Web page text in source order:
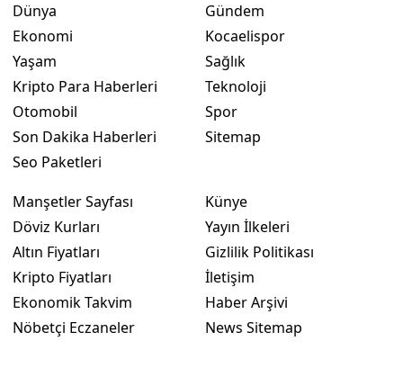
Dünya
Ekonomi
Yaşam
Kripto Para Haberleri
Otomobil
Son Dakika Haberleri
Seo Paketleri
Gündem
Kocaelispor
Sağlık
Teknoloji
Spor
Sitemap
Manşetler Sayfası
Döviz Kurları
Altın Fiyatları
Kripto Fiyatları
Ekonomik Takvim
Nöbetçi Eczaneler
Künye
Yayın İlkeleri
Gizlilik Politikası
İletişim
Haber Arşivi
News Sitemap